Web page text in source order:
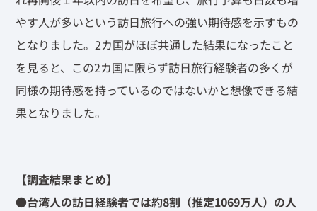
やす人が多いという訪日旅行への強い期待感を示すもの
となりました。2カ国がほぼ共通した結果になったこと
を見ると、この2カ国に限らず訪日旅行経験者の多くが
同様の期待感を持っているのではないかと想像できる結
果となりました。
【調査結果まとめ】
●台湾人の訪日経験者では約8割（推定1069万人）の人